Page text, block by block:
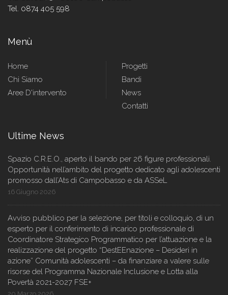
Tel. 0874 405 598
Menù
Home
Chi Siamo
Aree D'intervento
Progetti
Bandi
News
Contatti
Ultime News
Spazio C.R.E.O., aperto il bando per 26 figure professionali.
Opportunità nell’ambito del progetto dedicato agli adolescenti
promosso dall’Ats di Campobasso e da ASSeL
16 Giugno 2026
Avviso pubblico per la selezione, per titoli e colloquio, di un
esperto per il conferimento di incarico professionale di
Coordinatore Strategico Programmatico per l’attuazione e la
realizzazione del progetto “DestEEnazione – Desideri in
azione” Comunità adolescenti – da finanziare a valere sulle
risorse del Programma Nazionale Inclusione e Lotta alla
Povertà 2021-2027 FSE+